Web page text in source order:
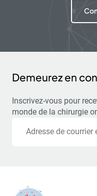
Demeurez en
Inscrivez-vous pour
monde de la chirurgie